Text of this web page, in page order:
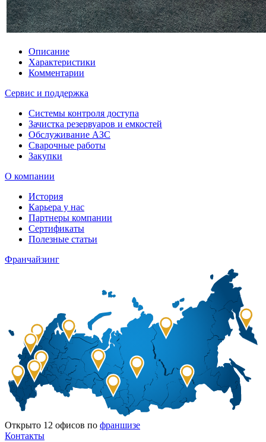
Описание
Характеристики
Комментарии
Сервис и поддержка
Системы контроля доступа
Зачистка резервуаров и емкостей
Обслуживание АЗС
Сварочные работы
Закупки
О компании
История
Карьера у нас
Партнеры компании
Сертификаты
Полезные статьи
Франчайзинг
Открыто 12 офисов по франшизе
Контакты